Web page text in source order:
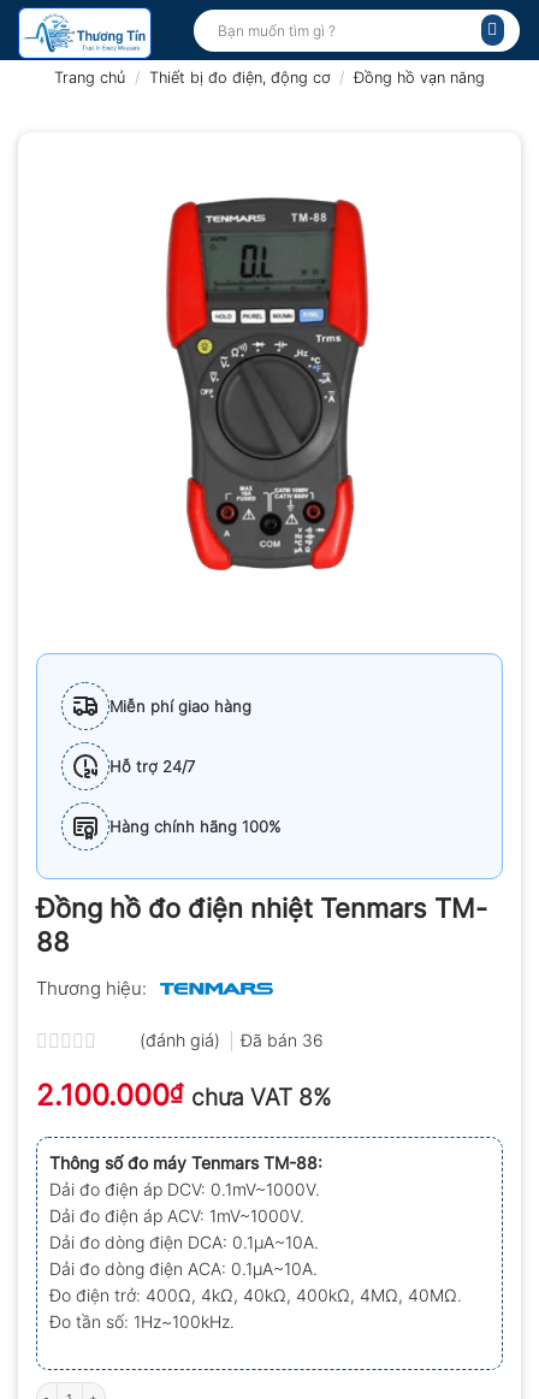
Bỏ
qua
Tìm
kiếm:
Trang chủ / Thiết bị đo điện, động cơ / Đồng hồ vạn năng
Miễn phí giao hàng
Hỗ trợ 24/7
Hàng chính hãng 100%
Đồng hồ đo điện nhiệt Tenmars TM-
88
Thương hiệu:
xếp
hạng
5
sao
(đánh giá) Đã bán 36
2.100.000₫ chưa VAT 8%
Thông số đo máy Tenmars TM-88:
Dải đo điện áp DCV: 0.1mV~1000V.
Dải đo điện áp ACV: 1mV~1000V.
Dải đo dòng điện DCA: 0.1µA~10A.
Dải đo dòng điện ACA: 0.1µA~10A.
Đo điện trở: 400Ω, 4kΩ, 40kΩ, 400kΩ, 4MΩ, 40MΩ.
Đo tần số: 1Hz~100kHz.
Đồng hồ đo điện nhiệt Tenmars TM-88 số lượng